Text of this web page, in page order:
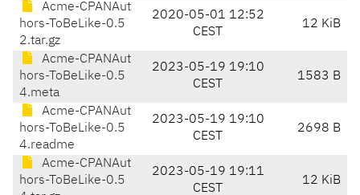
Acme-CPANAut
hors-ToBeLike-0.5
2.tar.gz
2020-05-01 12:52
CEST
12 KiB
Acme-CPANAut
hors-ToBeLike-0.5
4.meta
2023-05-19 19:10
CEST
1583 B
Acme-CPANAut
hors-ToBeLike-0.5
4.readme
2023-05-19 19:10
CEST
2698 B
Acme-CPANAut
hors-ToBeLike-0.5
2023-05-19 19:11
CEST
12 KiB